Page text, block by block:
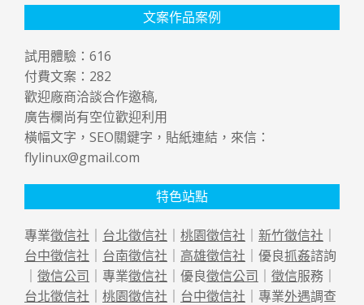
文案作品案例
試用體驗： 616
付費文案： 282
歡迎廠商洽談合作邀稿,
廣告欄尚有空位歡迎利用
橫幅文字，SEO關鍵字，貼紙連結，來信：
flylinux@gmail.com
特色站點
專業徵信社 ｜ 台北徵信社 ｜ 桃園徵信社 ｜ 新竹徵信社 ｜
台中徵信社 ｜ 台南徵信社 ｜ 高雄徵信社 ｜優良抓姦諮詢
｜ 徵信公司 ｜專業徵信社 ｜優良徵信公司 ｜ 徵信服務｜
台北徵信社 ｜ 桃園徵信社 ｜ 台中徵信社 ｜專業外遇調查